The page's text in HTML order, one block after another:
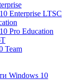
Enterprise LTSC
Pro Education
Team
Windows 10